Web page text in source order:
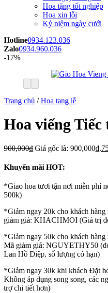
Hoa tặng tốt nghiệp
Hoa xin lỗi
Kỷ niệm ngày cưới
Hotline0934.123.036
Zalo0934.960.036
-17%
Trang chủ / Hoa tang lễ
Hoa viếng Tiếc
900,000₫ Giá gốc là: 900,000₫.
Khuyến mãi HOT:
*Giao hoa tươi tận nơi miễn phí
500k)
*Giảm ngay 20k cho khách
giảm giá: KHACHMOI (Giá trị
*Giảm ngay 50k cho khách
Mã giảm giá: NGUYETHY50
Lan Hồ Điệp, số lượng có hạn)
*Giảm ngay 30k khi khách Đặt
Không áp dụng song song, các
trợ chi tiết hơn)